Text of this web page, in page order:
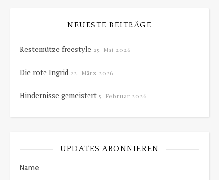
NEUESTE BEITRÄGE
Restemütze freestyle 25. Mai 2026
Die rote Ingrid 22. März 2026
Hindernisse gemeistert 5. Februar 2026
UPDATES ABONNIEREN
Name